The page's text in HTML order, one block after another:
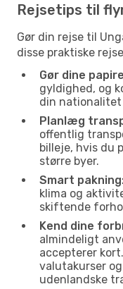
Rejsetips til
Gør din rejse til
disse praktiske
Gør dine
gyldighed, og
din
Planlæg
offentlig
billeje, hvis du
større byer.
Smart
klima og
skiftende
Kend dine
almindeligt
accepterer
valutakurser
udenlandske